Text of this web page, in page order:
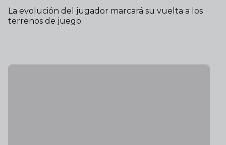
La evolución del jugador marcará su vuelta a los
terrenos de juego.